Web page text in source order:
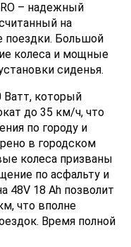
– надежный
на
поездки. Большой
колеса и мощные
сиденья.
Ватт, который
до 35 км/ч, что
по городу и
в городском
колеса призваны
по асфальту и
48V 18 Ah позволит
что вполне
Время полной